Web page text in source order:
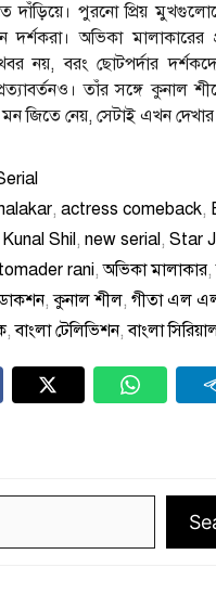
দাঁড়িয়ে। পুরনো প্রিয়
দর্শকরা। অভিকা মালাকারের
খবর নয়, বরং ছোটপর্দার
তাঁর সঙ্গে কুনাল
জিতে নেয়, সেটাই এখন দেখার
, actress comeback,
Kunal Shil, new serial, Star
tomader rani,অভিকা মালাকার,
,কুনাল শীল, গীতা এল
,বাংলা টেলিভিশন,বাংলা